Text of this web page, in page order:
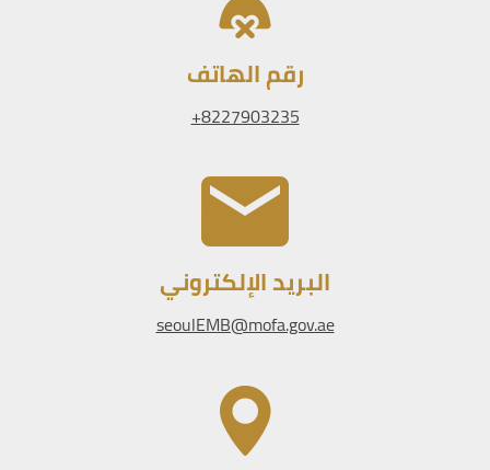
رقم الهاتف
8227903235+
البريد الإلكتروني
seoulEMB@mofa.gov.ae